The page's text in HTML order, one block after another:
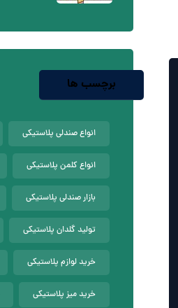
برچسب ها
انواع صندلی پلاستیکی
انواع کلمن پلاستیکی
بازار صندلی پلاستیکی
تولید گلدان پلاستیکی
خرید لوازم پلاستیکی
خرید میز پلاستیکی